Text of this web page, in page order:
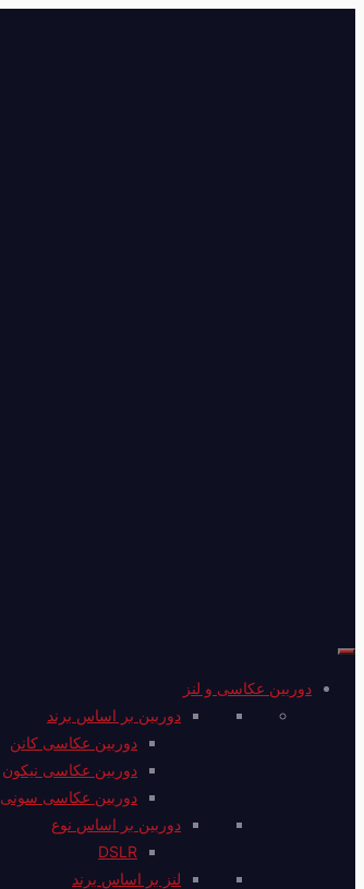
دوربین عکاسی و لنز
دوربین بر اساس برند
دوربین عکاسی کانن
دوربین عکاسی نیکون
دوربین عکاسی سونی
دوربین بر اساس نوع
DSLR
لنز بر اساس برند